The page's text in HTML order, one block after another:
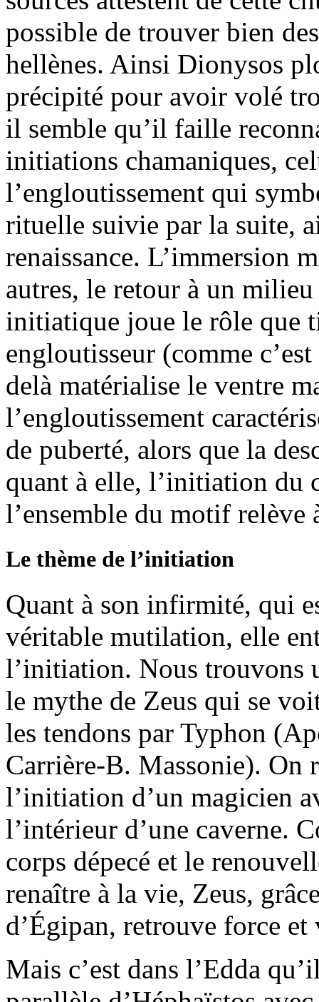
possible de trouver bien
hellènes. Ainsi Dionysos
précipité pour avoir volé
il semble qu’il faille
initiations chamaniques,
l’engloutissement qui
rituelle suivie par la suite,
renaissance. L’immersion
autres, le retour à un
initiatique joue le rôle que
engloutisseur (comme
delà matérialise le ventre
l’engloutissement
de puberté, alors que la
quant à elle, l’initiation du
l’ensemble du motif relève
Le thème de l’initiation
Quant à son infirmité, qui
véritable mutilation, elle
l’initiation. Nous trouvons
le mythe de Zeus qui se
les tendons par Typhon
Carrière-B. Massonie). On
l’initiation d’un magicien
l’intérieur d’une caverne.
corps dépecé et le
renaître à la vie, Zeus,
d’Égipan, retrouve force et
Mais c’est dans l’Edda